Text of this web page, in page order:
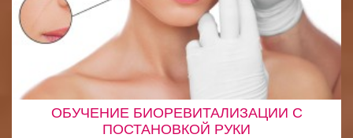
ОБУЧЕНИЕ БИОРЕВИТАЛИЗАЦИИ С
ПОСТАНОВКОЙ РУКИ